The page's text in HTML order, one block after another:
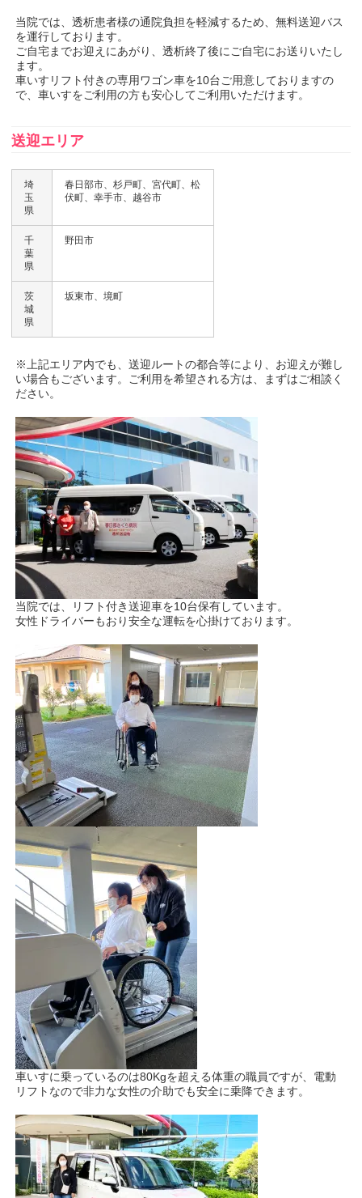
当院では、透析患者様の通院負担を軽減するため、無料送迎バス
を運行しております。
ご自宅までお迎えにあがり、透析終了後にご自宅にお送りいたし
ます。
車いすリフト付きの専用ワゴン車を10台ご用意しておりますの
で、車いすをご利用の方も安心してご利用いただけます。
送迎エリア
埼
玉
県
春日部市、杉戸町、宮代町、松
伏町、幸手市、越谷市
千
葉
県
野田市
茨
城
県
坂東市、境町
※上記エリア内でも、送迎ルートの都合等により、お迎えが難し
い場合もございます。ご利用を希望される方は、まずはご相談く
ださい。
当院では、リフト付き送迎車を10台保有しています。
女性ドライバーもおり安全な運転を心掛けております。
車いすに乗っているのは80Kgを超える体重の職員ですが、電動
リフトなので非力な女性の介助でも安全に乗降できます。